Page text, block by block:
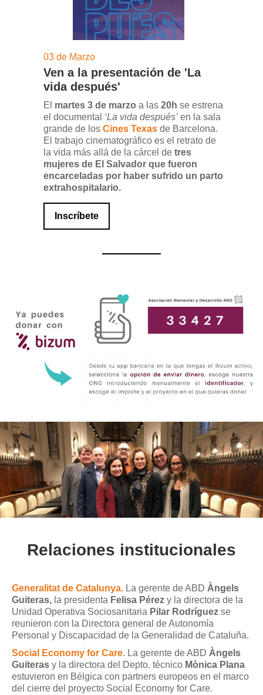
03 de Marzo
Ven a la presentación de 'La
vida después'
El martes 3 de marzo a las 20h se estrena
el documental ‘La vida después’ en la sala
grande de los Cines Texas de Barcelona.
El trabajo cinematográfico es el retrato de
la vida más allá de la cárcel de tres
mujeres de El Salvador que fueron
encarceladas por haber sufrido un parto
extrahospitalario.
Inscríbete
Relaciones institucionales
Generalitat de Catalunya. La gerente de ABD Àngels
Guiteras, la presidenta Felisa Pérez y la directora de la
Unidad Operativa Sociosanitaria Pilar Rodríguez se
reunieron con la Directora general de Autonomía
Personal y Discapacidad de la Generalidad de Cataluña.
Social Economy for Care. La gerente de ABD Àngels
Guiteras y la directora del Depto. técnico Mònica Plana
estuvieron en Bélgica con partners europeos en el marco
del cierre del proyecto Social Economy for Care.